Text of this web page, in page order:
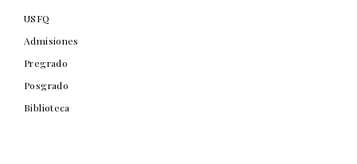
USFQ
Admisiones
Pregrado
Posgrado
Biblioteca